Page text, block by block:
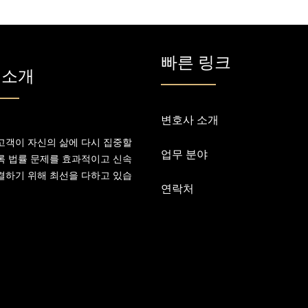
개
객이 자신의 삶에 다시 집중할
법률 문제를 효과적이고 신속
하기 위해 최선을 다하고 있습
빠른 링크
변호사 소개
업무 분야
연락처